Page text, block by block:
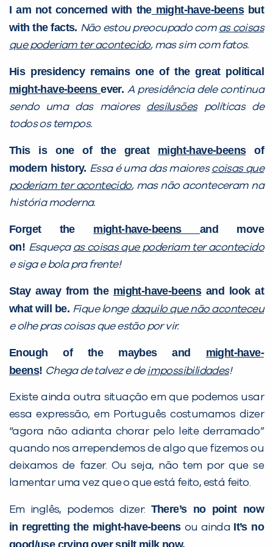
I am not concerned with themight-have-beensbut
with the facts. Não estou preocupado com as coisas
que poderiam ter acontecido, mas sim com fatos.
His presidency remains one of the great political
might-have-beensever. A presidência dele continua
sendo uma das maiores desilusõespolíticas de
todos os tempos.
This is one of the great might-have-beensof
modern history. Essa é uma das maiorescoisas que
poderiam ter acontecido, mas não aconteceram na
história moderna.
Forget the might-have-beens and move
on! Esqueça as coisas que poderiam ter acontecido
e siga e bola pra frente!
Stay away from the might-have-beensand look at
what will be. Fique longe daquilo que não aconteceu
e olhe pras coisas que estão por vir.
Enough of the maybes and might-have-
beens! Chega de talvez e deimpossibilidades!
Existe ainda outra situação em que podemos usar
essa expressão, em Português costumamos dizer
“agora não adianta chorar pelo leite derramado”
quando nos arrependemos de algo que fizemos ou
deixamos de fazer. Ou seja, não tem por que se
lamentar uma vez que o que está feito, está feito.
Em inglês, podemos dizer: There’s no pointnow
in regretting the might-have-beens ou ainda It’s no
Sim Não
VOLTAR